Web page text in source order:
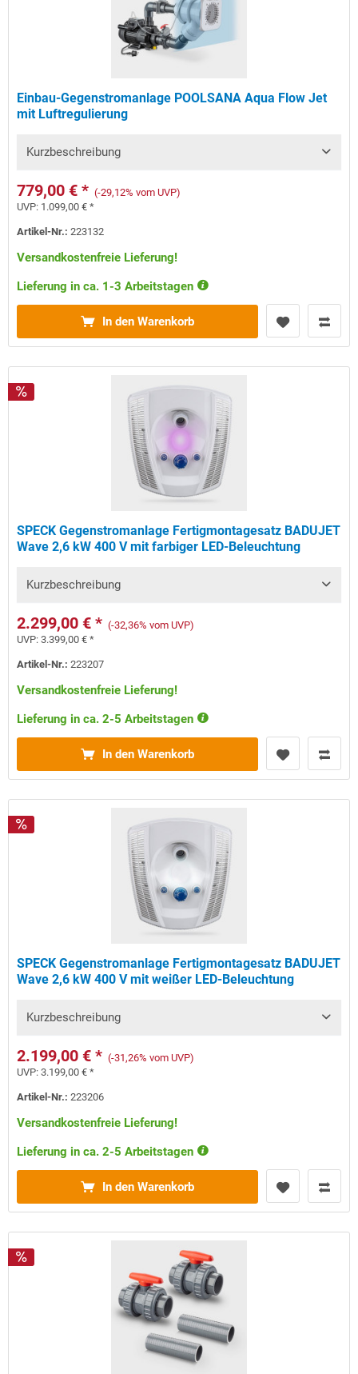
Einbau-Gegenstromanlage POOLSANA Aqua Flow Jet
mit Luftregulierung
Kurzbeschreibung
779,00 € * (-29,12% vom UVP)
UVP: 1.099,00 € *
Artikel-Nr.:223132
Versandkostenfreie Lieferung!
Lieferung in ca. 1-3 Arbeitstagen
In den Warenkorb
SPECK Gegenstromanlage Fertigmontagesatz BADUJET
Wave 2,6 kW 400 V mit farbiger LED-Beleuchtung
Kurzbeschreibung
2.299,00 € * (-32,36% vom UVP)
UVP:3.399,00 € *
Artikel-Nr.:223207
Versandkostenfreie Lieferung!
Lieferung in ca. 2-5 Arbeitstagen
In den Warenkorb
SPECK Gegenstromanlage Fertigmontagesatz BADUJET
Wave 2,6 kW 400 V mit weißer LED-Beleuchtung
Kurzbeschreibung
2.199,00 € * (-31,26% vom UVP)
UVP:3.199,00 € *
Artikel-Nr.:223206
Versandkostenfreie Lieferung!
Lieferung in ca. 2-5 Arbeitstagen
In den Warenkorb